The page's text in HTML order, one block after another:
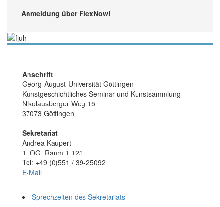
Anmeldung über FlexNow!
Anschrift
Georg-August-Universität Göttingen
Kunstgeschichtliches Seminar und Kunstsammlung
Nikolausberger Weg 15
37073 Göttingen
Sekretariat
Andrea Kaupert
1. OG, Raum 1.123
Tel: +49 (0)551 / 39-25092
E-Mail
Sprechzeiten des Sekretariats